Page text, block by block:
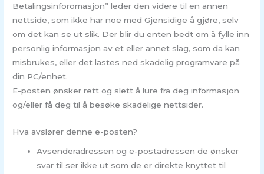
Betalingsinforomasjon” leder den videre til en annen
nettside, som ikke har noe med Gjensidige å gjøre, selv
om det kan se ut slik. Der blir du enten bedt om å fylle inn
personlig informasjon av et eller annet slag, som da kan
misbrukes, eller det lastes ned skadelig programvare på
din PC/enhet.
E-posten ønsker rett og slett å lure fra deg informasjon
og/eller få deg til å besøke skadelige nettsider.
Hva avslører denne e-posten?
Avsenderadressen og e-postadressen de ønsker
svar til ser ikke ut som de er direkte knyttet til